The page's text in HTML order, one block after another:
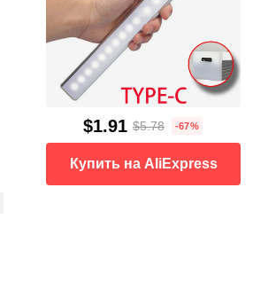
$1.91 $5.78 -67%
Купить на AliExpress